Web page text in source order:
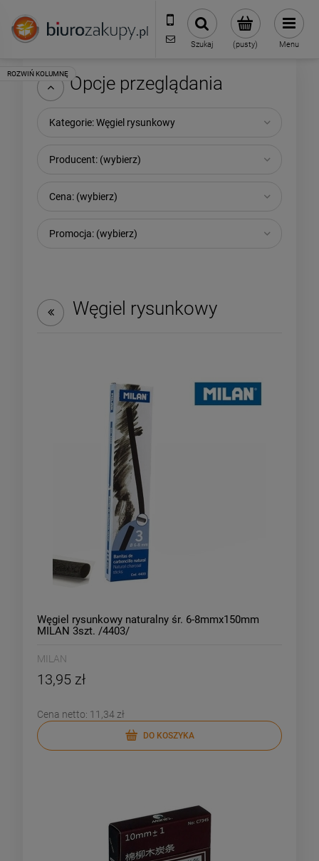
32 70 50 250
sklep@biurozakupy.pl
(pusty)
Szukaj Menu
Opcje przeglądania
Kategorie: Węgiel rysunkowy
Producent: (wybierz)
Cena: (wybierz)
Promocja: (wybierz)
Węgiel rysunkowy
Węgiel rysunkowy naturalny śr. 6-8mmx150mm
MILAN 3szt. /4403/
MILAN
13,95 zł
Cena netto: 11,34 zł
DO KOSZYKA